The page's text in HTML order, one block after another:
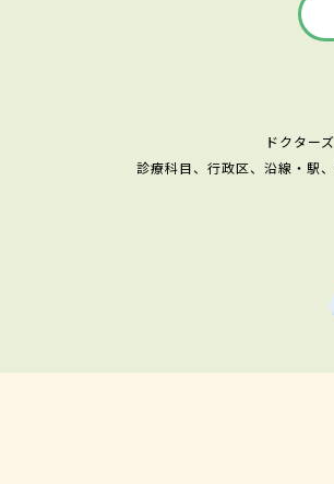
ドクター
診療科目、行政区、沿線・駅